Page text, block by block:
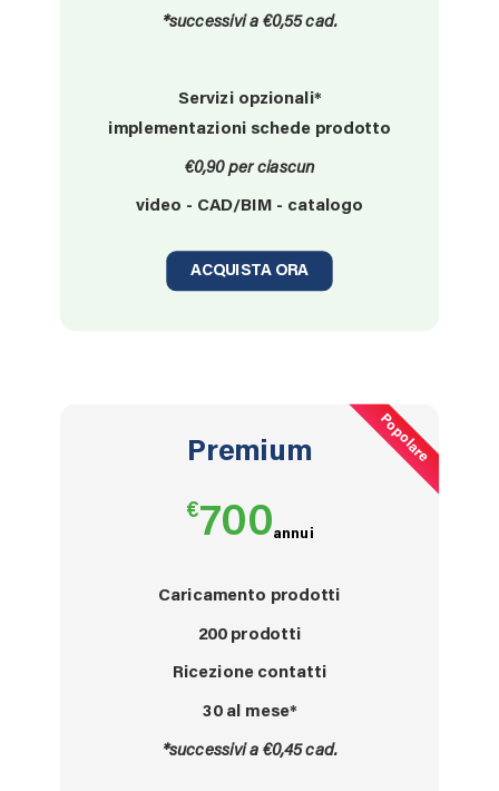
*successivi a €0,55 cad.
Servizi opzionali*
implementazioni schede prodotto
€0,90 per ciascun
video - CAD/BIM - catalogo
ACQUISTA ORA
Premium
€700annui
Caricamento prodotti
200prodotti
Ricezione contatti
30 al mese*
*successivi a €0,45 cad.
Popolare